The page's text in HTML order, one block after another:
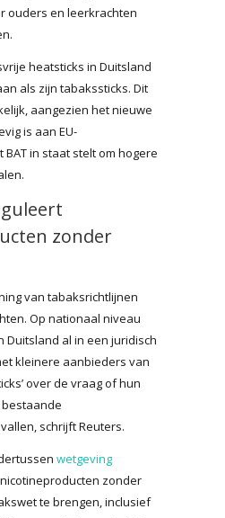
ouders en leerkrachten
heatsticks in Duitsland
als zijn tabakssticks. Dit
aangezien het nieuwe
is aan EU-
in staat stelt om hogere
zonder
van tabaksrichtlijnen
Op nationaal niveau
Duitsland al in een juridisch
kleinere aanbieders van
over de vraag of hun
schrijft Reuters.
wetgeving
zonder
te brengen, inclusief